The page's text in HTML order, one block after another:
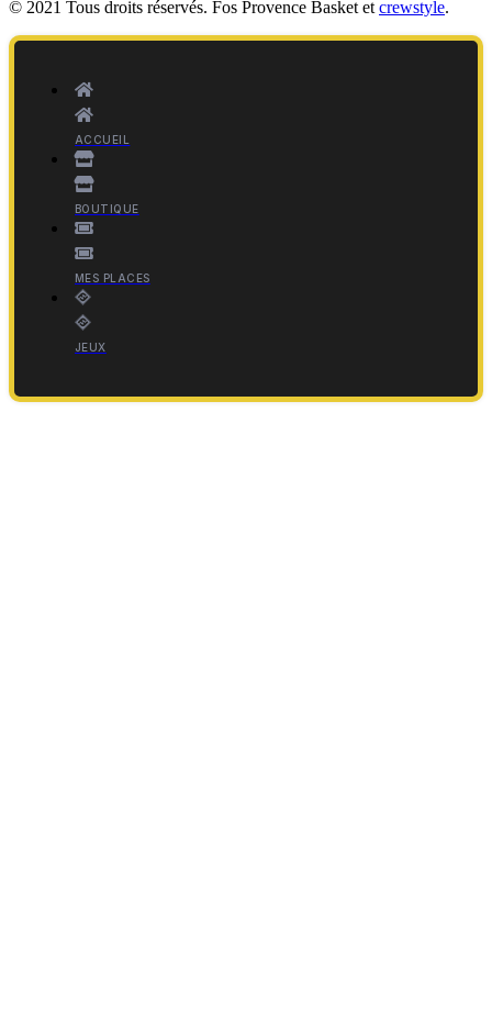
© 2021 Tous droits réservés. Fos Provence Basket et crewstyle.
ACCUEIL
BOUTIQUE
MES PLACES
JEUX